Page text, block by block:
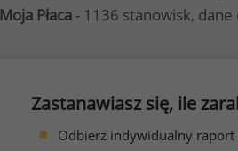
Moja Płaca - 1136 stanowisk,
Zastanawiasz się, ile
Odbierz indywidualny raport